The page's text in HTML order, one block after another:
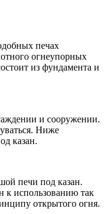
печах
огнеупорных
из фундамента и
и сооружении.
Ниже
казан.
печи под казан.
к использованию так
открытого огня.